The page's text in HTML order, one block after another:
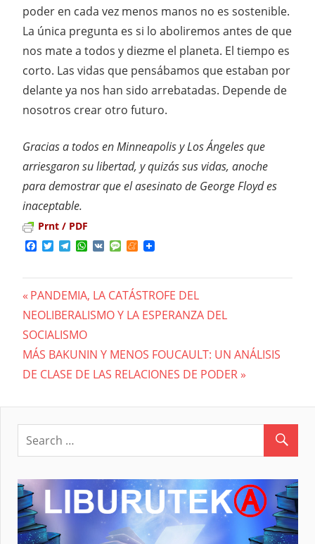
poder en cada vez menos manos no es sostenible.
La única pregunta es si lo aboliremos antes de que
nos mate a todos y diezme el planeta. El tiempo es
corto. Las vidas que pensábamos que estaban por
delante ya nos han sido arrebatadas. Depende de
nosotros crear otro futuro.
Gracias a todos en Minneapolis y Los Ángeles que
arriesgaron su libertad, y quizás sus vidas, anoche
para demostrar que el asesinato de George Floyd es
inaceptable.
Prnt / PDF
Facebook
TwitterTelegram
WhatsApp
VK MessageMeneame
Navegación
de
entradas
Previous
Post:
PANDEMIA, LA CATÁSTROFE DEL
NEOLIBERALISMO Y LA ESPERANZA DEL
SOCIALISMO
Next
Post:
MÁS BAKUNIN Y MENOS FOUCAULT: UN ANÁLISIS
DE CLASE DE LAS RELACIONES DE PODER